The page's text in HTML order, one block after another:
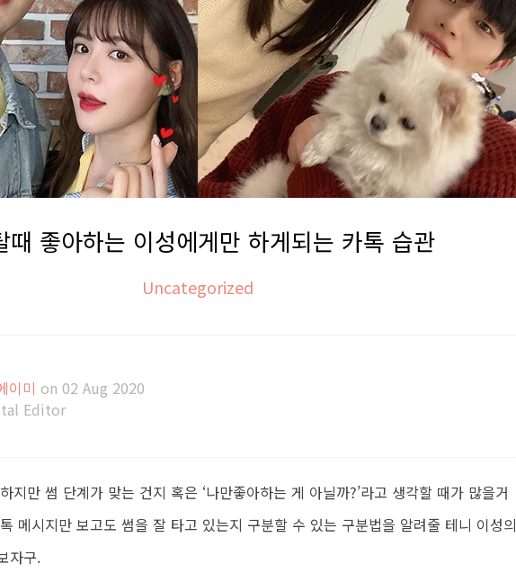
때 좋아하는 이성에게만 하게되는 카톡 습관
Uncategorized
이미 on 02 Aug 2020
Editor
지만 썸 단계가 맞는 건지 혹은 ‘나만좋아하는 게 아닐까?’라고 생각할 때가 많을거
메시지만 보고도 썸을 잘 타고 있는지 구분할 수 있는 구분법을 알려줄 테니 이성의
자구.